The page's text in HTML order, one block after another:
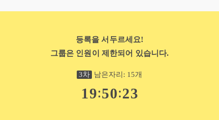
등록을 서두르세요!
그룹은 인원이 제한되어 있습니다.
3차 남은자리: 15개
19:50:23